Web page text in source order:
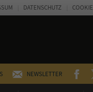
NEWSLETTER
DATENSCHUTZ